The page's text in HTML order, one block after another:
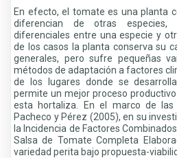
En efecto, el tomate es una planta
diferencian de otras especies,
diferenciales entre una especie y
de los casos la planta conserva su
generales, pero sufre pequeñas
métodos de adaptación a factores
de los lugares donde se
permite un mejor proceso
esta hortaliza. En el marco de las
Pacheco y Pérez (2005), en su
la Incidencia de Factores
Salsa de Tomate Completa
variedad perita bajo propuesta-